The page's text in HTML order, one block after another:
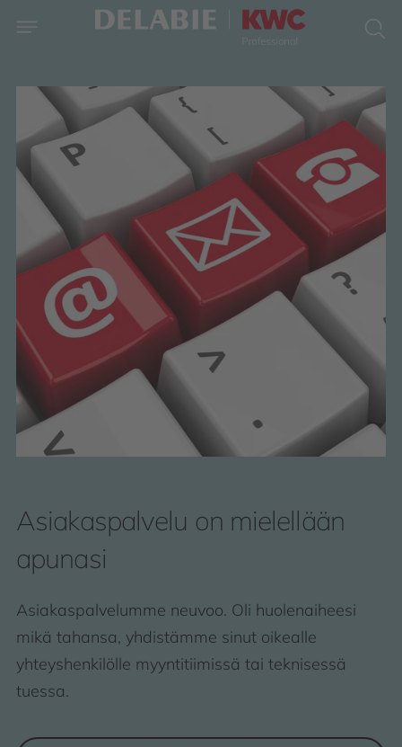
Asiakaspalvelu on mielellään
apunasi
Asiakaspalvelumme neuvoo. Oli huolenaiheesi
mikä tahansa, yhdistämme sinut oikealle
yhteyshenkilölle myyntitiimissä tai teknisessä
tuessa.